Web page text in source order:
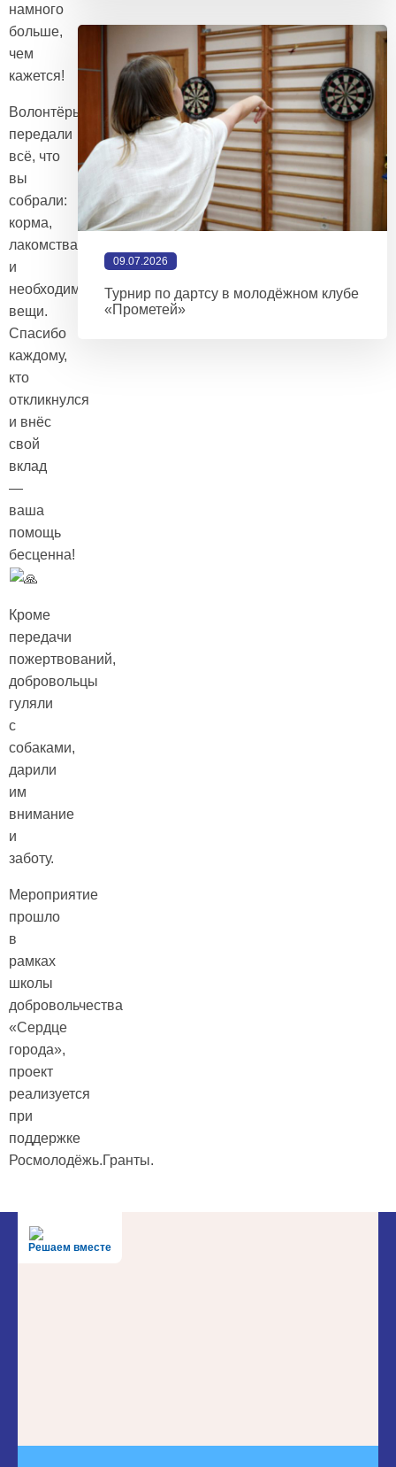
намного
больше,
чем
кажется!
Волонтёры
передали
всё, что
вы
собрали:
корма,
лакомства
и
необходимые
вещи.
Спасибо
каждому,
кто
откликнулся
и внёс
свой
вклад
—
ваша
помощь
бесценна!
Кроме
передачи
пожертвований,
добровольцы
гуляли
с
собаками,
дарили
им
внимание
и
заботу.
Мероприятие
прошло
в
рамках
школы
добровольчества
«Сердце
города»,
проект
реализуется
при
поддержке
Росмолодёжь.Гранты.
09.07.2026
Турнир по дартсу в молодёжном клубе
«Прометей»
Решаем вместе